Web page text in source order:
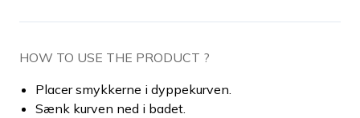
HOW TO USE THE PRODUCT ?
Placer smykkerne i dyppekurven.
Sænk kurven ned i badet.